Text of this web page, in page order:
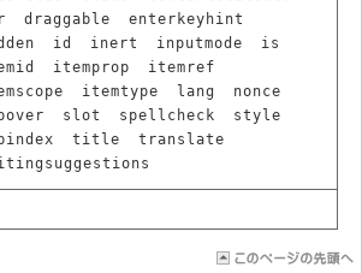
draggable
enterkeyhint
id inert inputmode
is
itemprop
itemref
itemtype lang
nonce
slot spellcheck
style
title
translate